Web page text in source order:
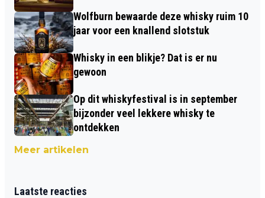
Wolfburn bewaarde deze whisky ruim 10
jaar voor een knallend slotstuk
Whisky in een blikje? Dat is er nu
gewoon
Op dit whiskyfestival is in september
bijzonder veel lekkere whisky te
ontdekken
Meer artikelen
Laatste reacties